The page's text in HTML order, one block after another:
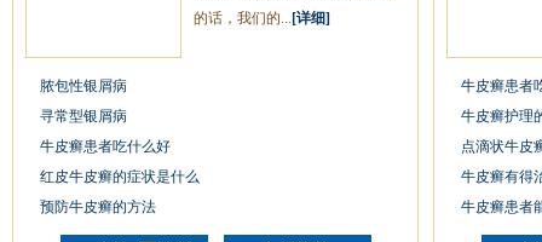
的话，我们的... [详细]
脓包性银屑病
寻常型银屑病
牛皮癣患者吃什么好
红皮牛皮癣的症状是什么
预防牛皮癣的方法
牛皮癣患者
牛皮癣护理
点滴状牛皮
牛皮癣有得
牛皮癣患者